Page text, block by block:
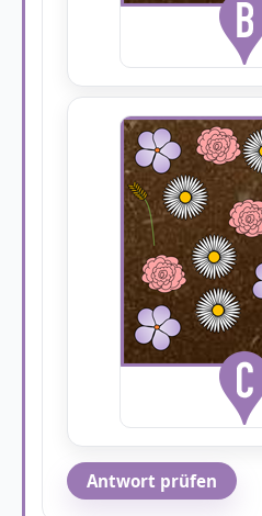
Antwort prüfen